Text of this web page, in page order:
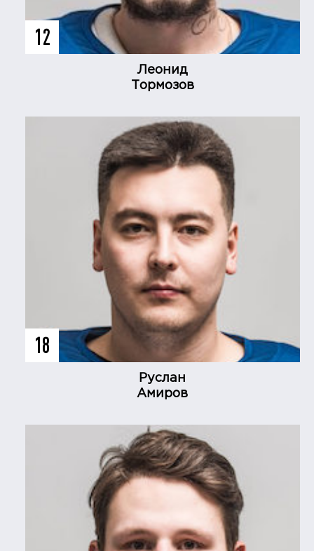
12
Леонид
Тормозов
18
Руслан
Амиров